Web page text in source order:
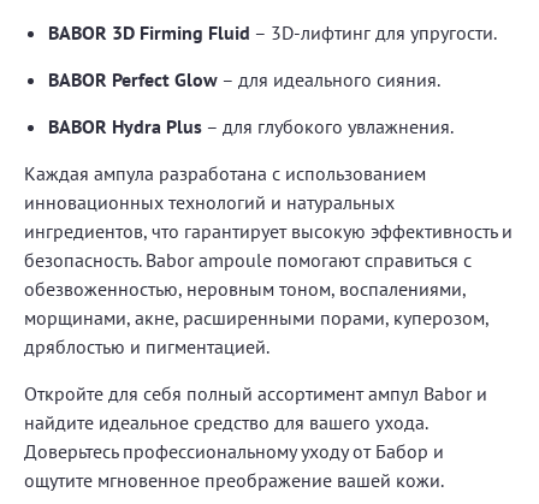
BABOR 3D Firming Fluid – 3D-лифтинг для упругости.
BABOR Perfect Glow – для идеального сияния.
BABOR Hydra Plus – для глубокого увлажнения.
Каждая ампула разработана с использованием
инновационных технологий и натуральных
ингредиентов, что гарантирует высокую эффективность и
безопасность. Babor ampoule помогают справиться с
обезвоженностью, неровным тоном, воспалениями,
морщинами, акне, расширенными порами, куперозом,
дряблостью и пигментацией.
Откройте для себя полный ассортимент ампул Babor и
найдите идеальное средство для вашего ухода.
Доверьтесь профессиональному уходу от Бабор и
ощутите мгновенное преображение вашей кожи.